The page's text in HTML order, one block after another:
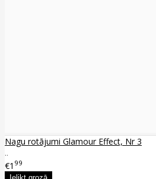
Nagu rotājumi Glamour Effect, Nr 3
..
€1 99